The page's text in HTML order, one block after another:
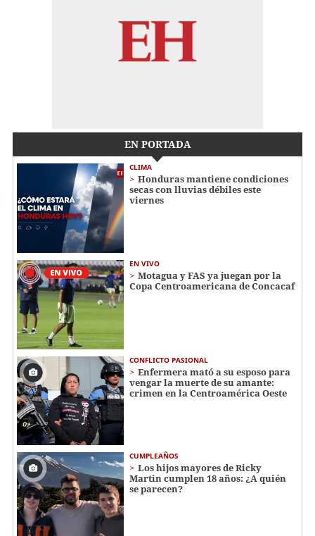
EN PORTADA
CLIMA
Honduras mantiene condiciones
secas con lluvias débiles este
viernes
EN VIVO
Motagua y FAS ya juegan por la
Copa Centroamericana de Concacaf
CONFLICTO PASIONAL
Enfermera mató a su esposo para
vengar la muerte de su amante:
crimen en la Centroamérica Oeste
CUMPLEAÑOS
Los hijos mayores de Ricky
Martin cumplen 18 años: ¿A quién
se parecen?